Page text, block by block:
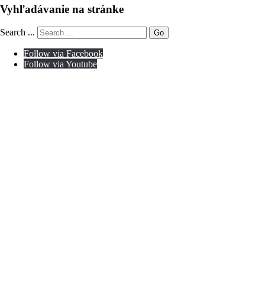
Vyhľadávanie na stránke
Search ... Go
Follow via Facebook
Follow via Youtube